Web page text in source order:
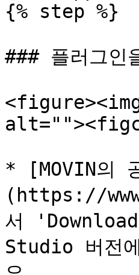
{% step %}
### 플러그인
* [MOVIN의
(https://
서
Studio 버전